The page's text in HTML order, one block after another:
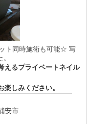
ト同時施術も可能☆ 写
えるプライベートネイル
しみください。
安市